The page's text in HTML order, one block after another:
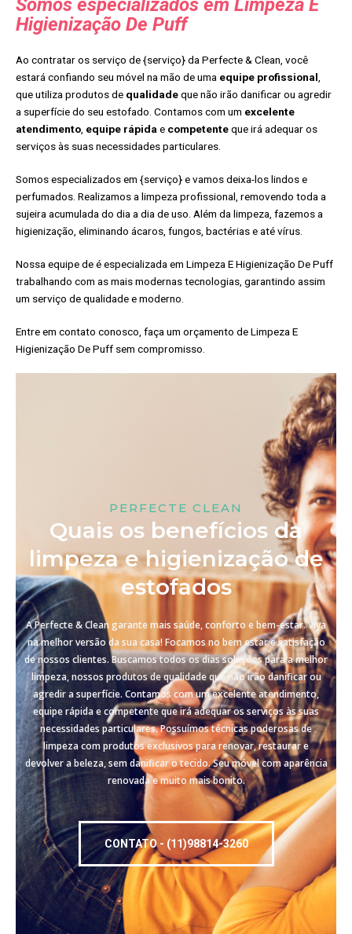
Somos especializados em Limpeza E
Higienização De Puff
Ao contratar os serviço de {serviço} da Perfecte & Clean, você
estará confiando seu móvel na mão de uma equipe profissional
que utiliza produtos de qualidadeque não irão danificar ou agredir
a superfície do seu estofado. Contamos com um excelente
atendimento equipe rápida e competenteque irá adequar os
serviços às suas necessidades particulares.
Somos especializados em {serviço} e vamos deixa-los lindos e
perfumados. Realizamos a limpeza profissional, removendo toda a
sujeira acumulada do dia a dia de uso. Além da limpeza, fazemos a
higienização, eliminando ácaros, fungos, bactérias e até vírus.
Nossa equipe de é especializada em Limpeza E Higienização De Puff
trabalhando com as mais modernas tecnologias, garantindo assim
um serviço de qualidade e moderno.
Entre em contato conosco, faça um orçamento de Limpeza E
Higienização De Puff sem compromisso.
PERFECTE CLEAN
Quais os benefícios da
limpeza e higienização de
estofados
A Perfecte & Clean garante mais saúde, conforto e bem-estar. Viva
na melhor versão da sua casa! Focamos no bem estar e satisfação
de nossos clientes. Buscamos todos os dias soluções para a melhor
limpeza, nossos produtos de qualidade que não irão danificar ou
agredir a superfície. Contamos com um excelente atendimento,
equipe rápida e competente que irá adequar os serviços às suas
necessidades particulares. Possuímos técnicas poderosas de
limpeza com produtos exclusivos para renovar, restaurar e
devolver a beleza, sem danificar o tecido. Seu móvel com aparência
renovada e muito mais bonito.
CONTATO - (11)98814-3260